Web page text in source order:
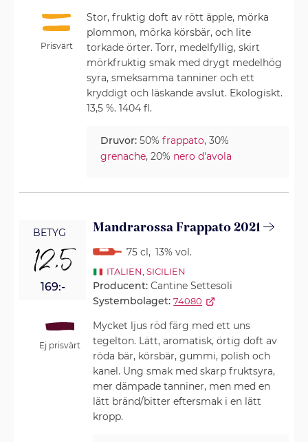
Prisvärt
Stor, fruktig doft av rött äpple, mörka
plommon, mörka körsbär, och lite
torkade örter. Torr, medelfyllig, skirt
mörkfruktig smak med drygt medelhög
syra, smeksamma tanniner och ett
kryddigt och läskande avslut. Ekologiskt.
13,5 %. 1404 fl.
Druvor: 50%frappato, 30%
grenache, 20% nero d'avola
BETYG
12,5
169:-
Ej prisvärt
Mandrarossa Frappato 2021
75 cl, 13% vol.
ITALIEN SICILIEN
Producent:Cantine Settesoli
Systembolaget: 74080
Mycket ljus röd färg med ett uns
tegelton. Lätt, aromatisk, örtig doft av
röda bär, körsbär, gummi, polish och
kanel. Ung smak med skarp fruktsyra,
mer dämpade tanniner, men med en
lätt bränd/bitter eftersmak i en lätt
kropp.